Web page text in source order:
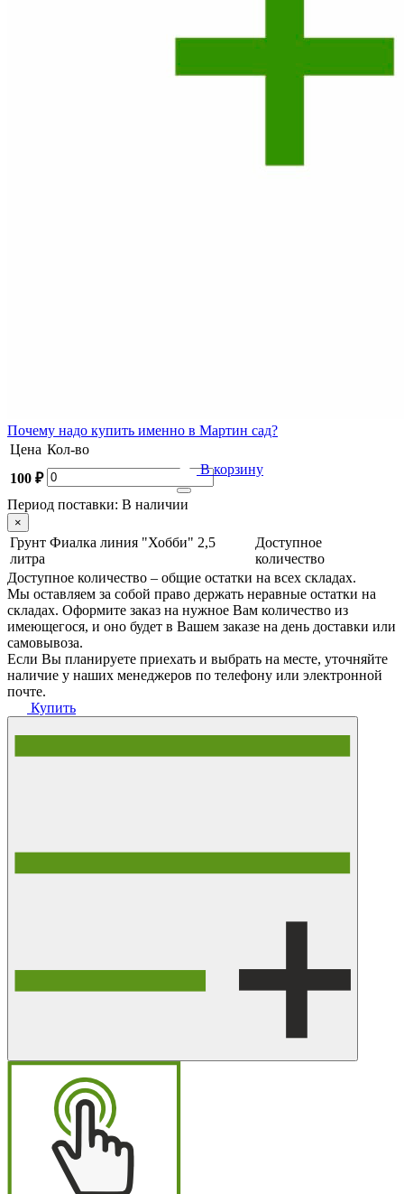
Почему надо купить именно в Мартин сад?
Цена Кол-во
100 ₽
В корзину
Период поставки: В наличии
×
Грунт Фиалка линия "Хобби" 2,5
литра
Доступное
количество
Доступное количество – общие остатки на всех складах.
Мы оставляем за собой право держать неравные остатки на
складах. Оформите заказ на нужное Вам количество из
имеющегося, и оно будет в Вашем заказе на день доставки или
самовывоза.
Если Вы планируете приехать и выбрать на месте, уточняйте
наличие у наших менеджеров по телефону или электронной
почте.
Купить